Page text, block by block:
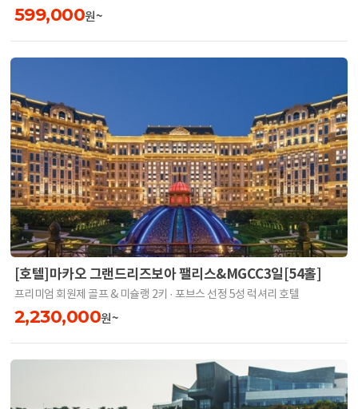
599,000원~
[호텔]마카오 그랜드리즈보아 팰리스&MGCC3일[54홀]
프리미엄 회원제 골프 & 미슐랭 2키 · 포브스 선정 5성 럭셔리 호텔
2,230,000원~